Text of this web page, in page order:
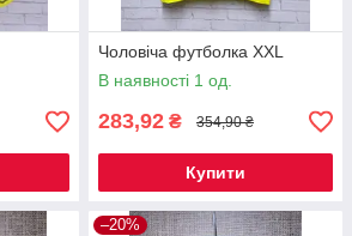
Чоловіча футболка XXL
В наявності 1 од.
283,92 ₴ 354,90 ₴
Купити
–20%